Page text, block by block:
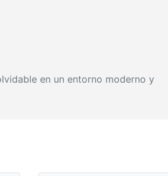
en un entorno moderno y